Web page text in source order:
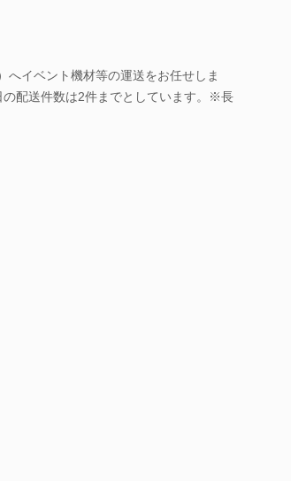
へイベント機材等の運送をお任せしま
配送件数は2件までとしています。※長